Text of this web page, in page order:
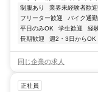
制服あり 業界未経験者歓迎
フリーター歓迎
バイク通
平日のみOK
学生歓迎 経
長期歓迎
週2・3日からOK
同じ企業の求人
正社員